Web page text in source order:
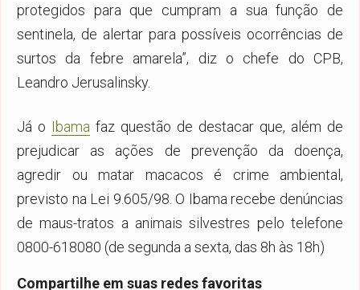
protegidos para que cumpram a sua função de
sentinela, de alertar para possíveis ocorrências de
surtos da febre amarela”, diz o chefe do CPB,
Leandro Jerusalinsky.
Já o Ibama faz questão de destacar que, além de
prejudicar as ações de prevenção da doença,
agredir ou matar macacos é crime ambiental,
previsto na Lei 9.605/98. O Ibama recebe denúncias
de maus-tratos a animais silvestres pelo telefone
0800-618080 (de segunda a sexta, das 8h às 18h)
Compartilhe em suas redes favoritas